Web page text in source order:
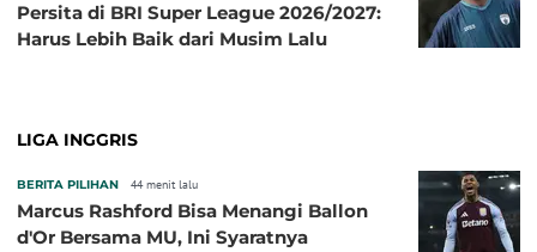
Persita di BRI Super League 2026/2027:
Harus Lebih Baik dari Musim Lalu
LIGA INGGRIS
BERITA PILIHAN 44 menit lalu
Marcus Rashford Bisa Menangi Ballon
d'Or Bersama MU, Ini Syaratnya